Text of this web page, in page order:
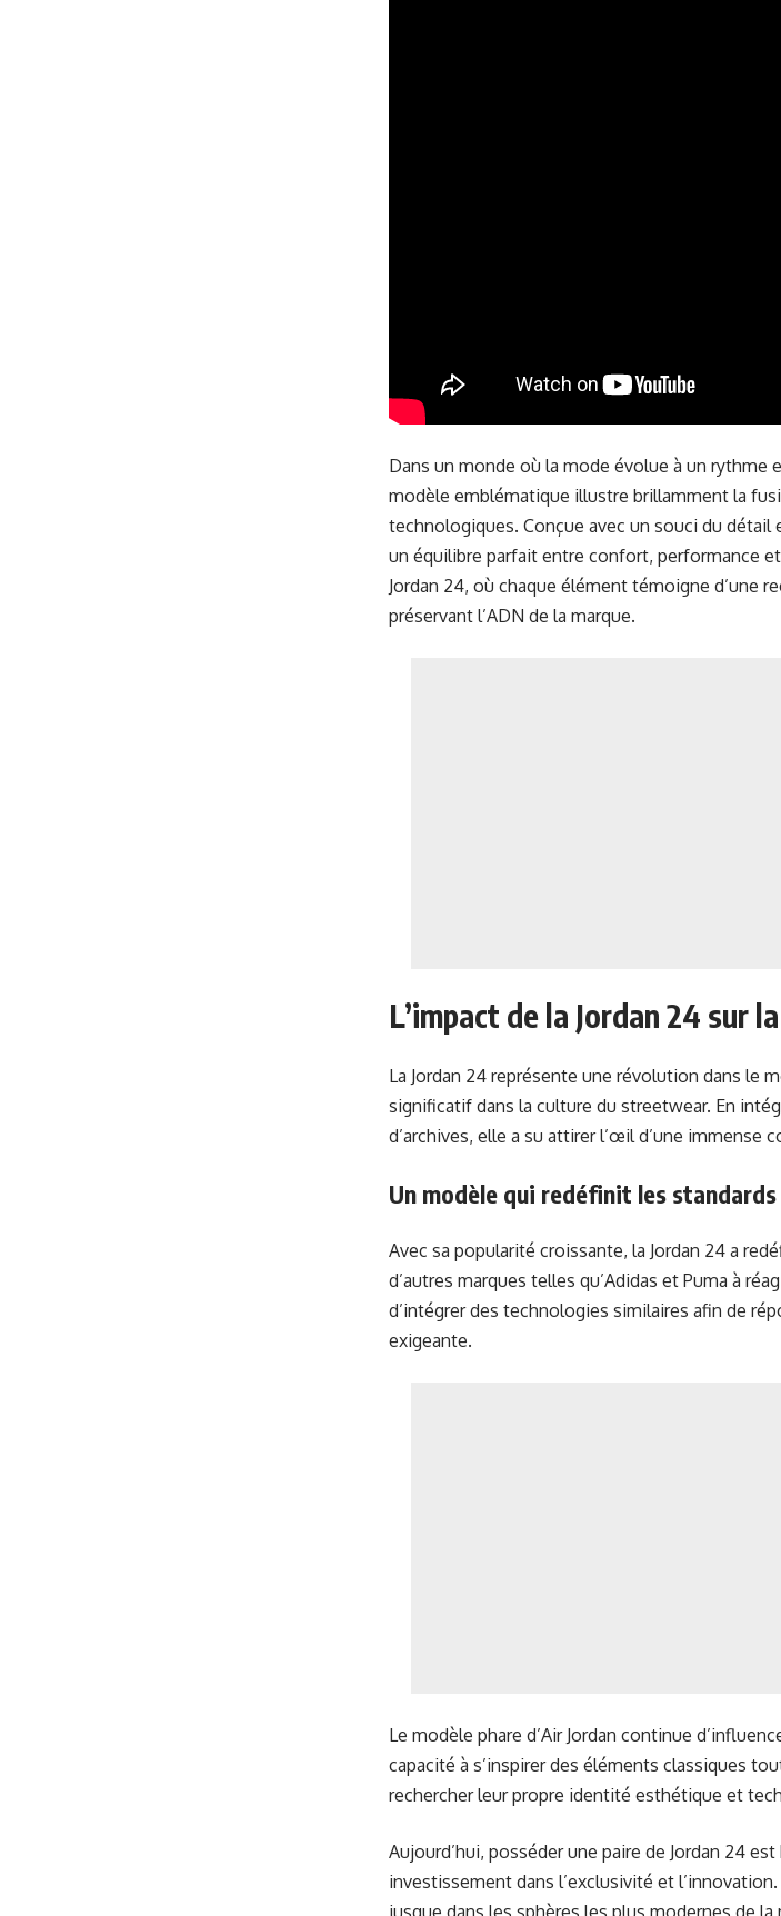
Dans un monde où la mode évolue à un rythme
modèle emblématique illustre brillamment la
technologiques. Conçue avec un souci du
un équilibre parfait entre confort, performance
Jordan 24, où chaque élément témoigne d’une
préservant l’ADN de la marque.
L’impact de la Jordan 24 sur
La Jordan 24 représente une révolution dans le
significatif dans la culture du streetwear. En
d’archives, elle a su attirer l’œil d’une immense
Un modèle qui redéfinit les standards
Avec sa popularité croissante, la Jordan 24 a
d’autres marques telles qu’Adidas et Puma à
d’intégrer des technologies similaires afin de
exigeante.
Le modèle phare d’Air Jordan continue
capacité à s’inspirer des éléments classiques
rechercher leur propre identité esthétique et
Aujourd’hui, posséder une paire de Jordan 24
investissement dans l’exclusivité et